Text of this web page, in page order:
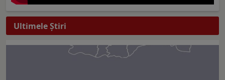
Ultimele Ştiri